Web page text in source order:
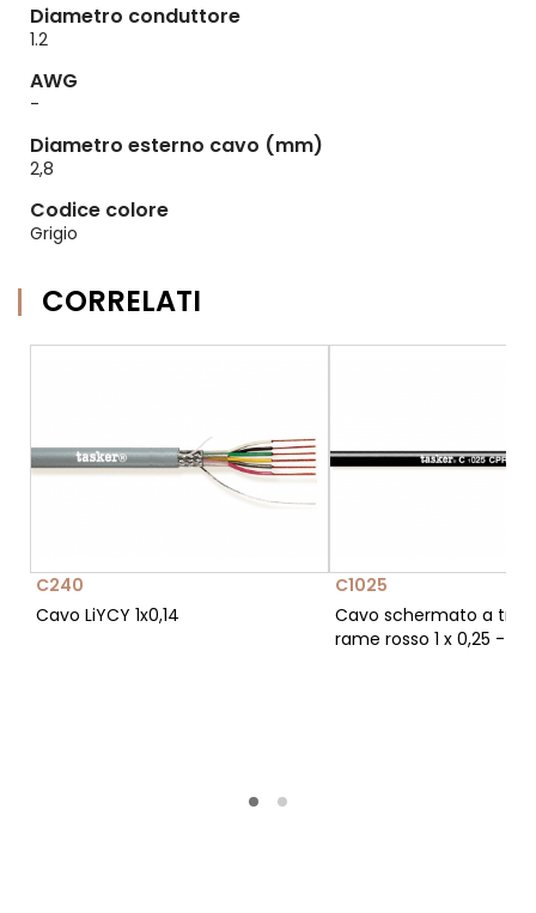
Diametro conduttore
1.2
AWG
-
Diametro esterno cavo (mm)
2,8
Codice colore
Grigio
CORRELATI
C240
Cavo LiYCY 1x0,14
C1025
Cavo schermato a
rame rosso 1 x 0,25 -